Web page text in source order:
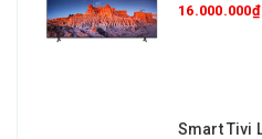
16.000.000₫
Smart Tivi